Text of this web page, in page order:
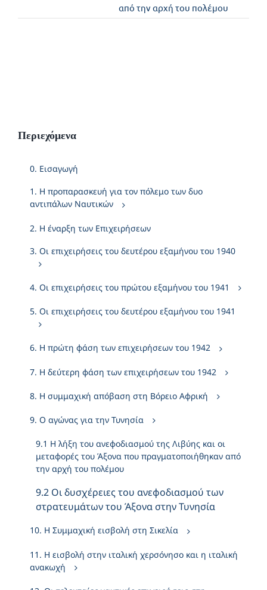
από την αρχή του πολέμου
Περιεχόμενα
0. Εισαγωγή
1. Η προπαρασκευή για τον πόλεμο των δυο
αντιπάλων Ναυτικών
2. Η έναρξη των Επιχειρήσεων
3. Οι επιχειρήσεις του δευτέρου εξαμήνου του 1940
4. Οι επιχειρήσεις του πρώτου εξαμήνου του 1941
5. Οι επιχειρήσεις του δευτέρου εξαμήνου του 1941
6. Η πρώτη φάση των επιχειρήσεων του 1942
7. Η δεύτερη φάση των επιχειρήσεων του 1942
8. Η συμμαχική απόβαση στη Βόρειο Αφρική
9. Ο αγώνας για την Τυνησία
9.1 Η λήξη του ανεφοδιασμού της Λιβύης και οι
μεταφορές του Άξονα που πραγματοποιήθηκαν από
την αρχή του πολέμου
9.2 Οι δυσχέρειες του ανεφοδιασμού των
στρατευμάτων του Άξονα στην Τυνησία
10. Η Συμμαχική εισβολή στη Σικελία
11. Η εισβολή στην ιταλική χερσόνησο και η ιταλική
ανακωχή